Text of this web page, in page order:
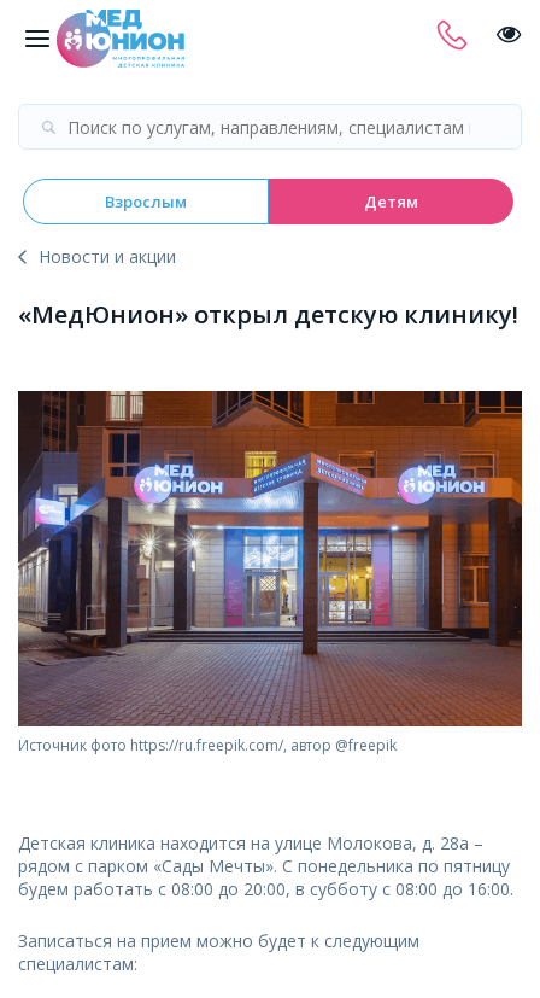
Взрослым Детям
Новости и акции
«МедЮнион» открыл детскую клинику!
Источник фото https://ru.freepik.com/, автор @freepik
Детская клиника находится на улице Молокова, д. 28а –
рядом с парком «Сады Мечты». С понедельника по пятницу
будем работать с 08:00 до 20:00, в субботу с 08:00 до 16:00.
Записаться на прием можно будет к следующим
специалистам: